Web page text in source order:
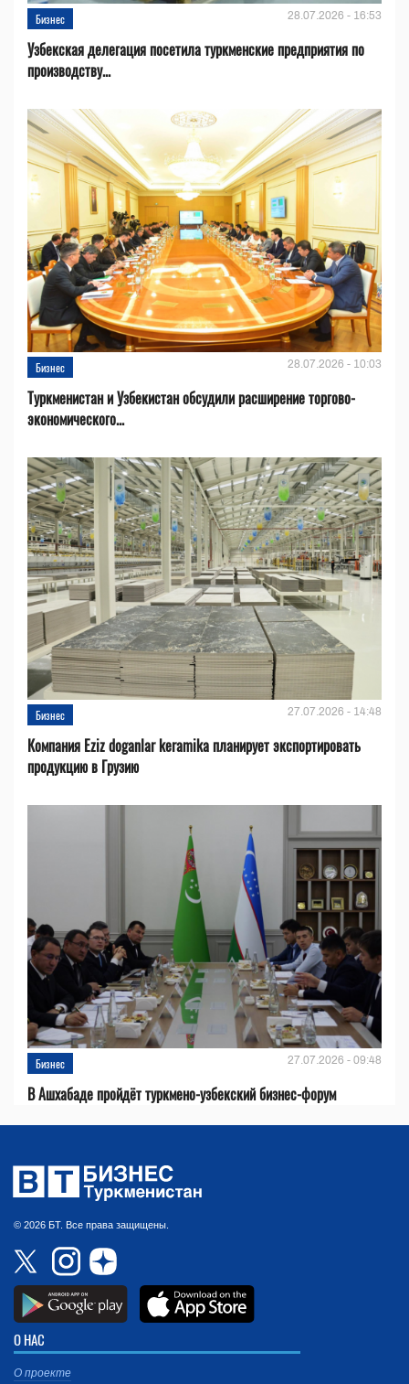
Бизнес 28.07.2026 - 16:53
Узбекская делегация посетила туркменские предприятия по
производству...
Бизнес 28.07.2026 - 10:03
Туркменистан и Узбекистан обсудили расширение торгово-
экономического...
Бизнес 27.07.2026 - 14:48
Компания Eziz doganlar keramika планирует экспортировать
продукцию в Грузию
Бизнес 27.07.2026 - 09:48
В Ашхабаде пройдёт туркмено-узбекский бизнес-форум
© 2026 БТ. Все права защищены.
О НАС
О проекте